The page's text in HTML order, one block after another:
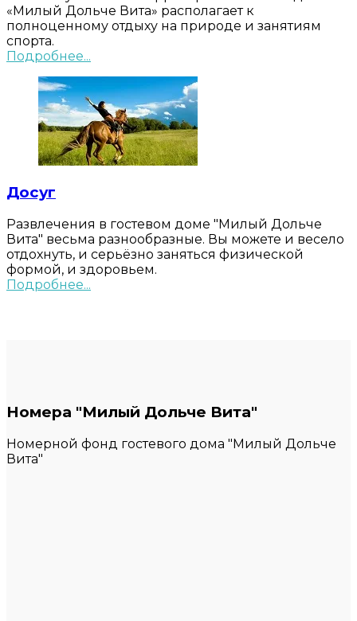
«Милый Дольче Вита» располагает к
полноценному отдыху на природе и занятиям
спорта.
Подробнее...
Досуг
Развлечения в гостевом доме "Милый Дольче
Вита" весьма разнообразные. Вы можете и весело
отдохнуть, и серьёзно заняться физической
формой, и здоровьем.
Подробнее...
Номера "Милый Дольче Вита"
Номерной фонд гостевого дома "Милый Дольче
Вита"